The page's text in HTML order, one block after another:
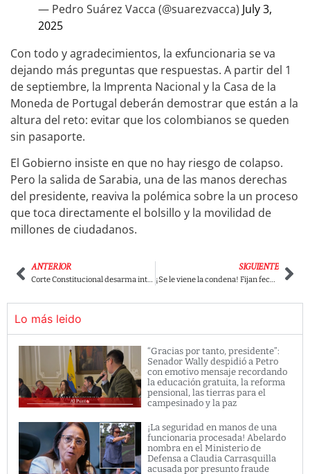
— Pedro Suárez Vacca (@suarezvacca) July 3,
2025
Con todo y agradecimientos, la exfuncionaria se va
dejando más preguntas que respuestas. A partir del 1
de septiembre, la Imprenta Nacional y la Casa de la
Moneda de Portugal deberán demostrar que están a la
altura del reto: evitar que los colombianos se queden
sin pasaporte.
El Gobierno insiste en que no hay riesgo de colapso.
Pero la salida de Sarabia, una de las manos derechas
del presidente, reaviva la polémica sobre la un proceso
que toca directamente el bolsillo y la movilidad de
millones de ciudadanos.
ANTERIOR
Corte Constitucional desarma intervención de Sanitas y deja dudas: ¿Quién protege a 5,8 millones de usuarios? Luis Carlos Leal fue contundente
SIGUIENTE
¡Se le viene la condena! Fijan fecha límite para que los colombianos sepan si Uribe es culpable de fraude y soborno de testigos
Lo más leido
“Gracias por tanto, presidente”:
Senador Wally despidió a Petro
con emotivo mensaje recordando
la educación gratuita, la reforma
pensional, las tierras para el
campesinado y la paz
¡La seguridad en manos de una
funcionaria procesada! Abelardo
nombra en el Ministerio de
Defensa a Claudia Carrasquilla
acusada por presunto fraude